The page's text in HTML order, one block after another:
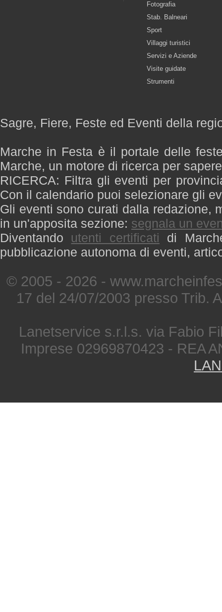
Fotografia
Stab. Balneari
Sport
Villaggi turistici
Servizi e Aziende
Visite guidate
Strumenti
Sagre, Fiere, Feste ed Eventi della
Marche in Festa è il portale delle
Marche, un motore di ricerca per
RICERCA: Filtra gli eventi per
Con il calendario puoi selezionare gli
Gli eventi sono curati dalla redazione,
in un'apposita sezione: segnala un
Diventando utenti certificati di
pubblicazione autonoma di eventi,
© 2005 - 2026 -
17 del 24/07/2003 presso Trib.
Lanetservice s.r.l.s. via Fabio
Imprese 02969870423 - REA